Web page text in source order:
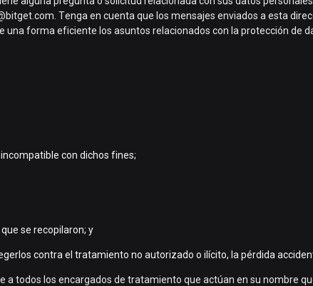
Tenga en cuenta que los mensajes enviados a esta
forma eficiente los asuntos relacionados con la protección de
con dichos fines;
se recopilaron; y
contra el tratamiento no autorizado o ilícito, la pérdida
todos los encargados de tratamiento que actúan en su nombre